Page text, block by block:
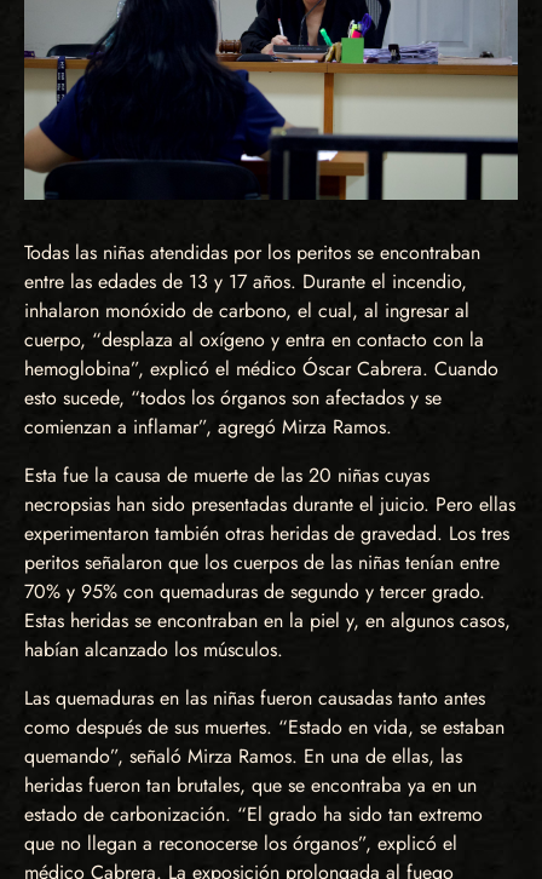
Todas las niñas atendidas por los peritos se encontraban
entre las edades de 13 y 17 años. Durante el incendio,
inhalaron monóxido de carbono, el cual, al ingresar al
cuerpo, “desplaza al oxígeno y entra en contacto con la
hemoglobina”, explicó el médico Óscar Cabrera. Cuando
esto sucede, “todos los órganos son afectados y se
comienzan a inflamar”, agregó Mirza Ramos.
Esta fue la causa de muerte de las 20 niñas cuyas
necropsias han sido presentadas durante el juicio. Pero ellas
experimentaron también otras heridas de gravedad. Los tres
peritos señalaron que los cuerpos de las niñas tenían entre
70% y 95% con quemaduras de segundo y tercer grado.
Estas heridas se encontraban en la piel y, en algunos casos,
habían alcanzado los músculos.
Las quemaduras en las niñas fueron causadas tanto antes
como después de sus muertes. “Estado en vida, se estaban
quemando”, señaló Mirza Ramos. En una de ellas, las
heridas fueron tan brutales, que se encontraba ya en un
estado de carbonización. “El grado ha sido tan extremo
que no llegan a reconocerse los órganos”, explicó el
médico Cabrera. La exposición prolongada al fuego